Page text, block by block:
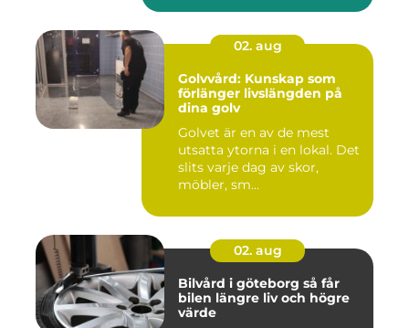
02. aug
Golvvård: Kunskap som
förlänger livslängden på
dina golv
Golvet är en av de mest
utsatta ytorna i en lokal. Det
slits varje dag av skor,
möbler, sm...
02. aug
Bilvård i göteborg så får
bilen längre liv och högre
värde